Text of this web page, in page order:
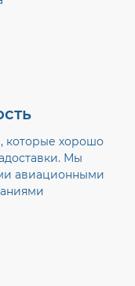
которые хорошо
Мы
авиационными